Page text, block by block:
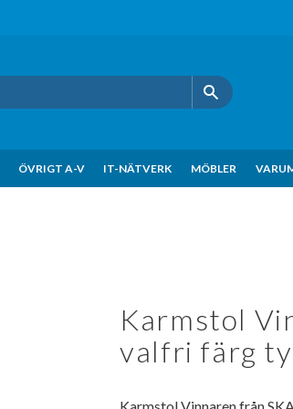
ÖVRIGT A-V IT-NÄTVERK MÖBLER
Karmstol
valfri färg